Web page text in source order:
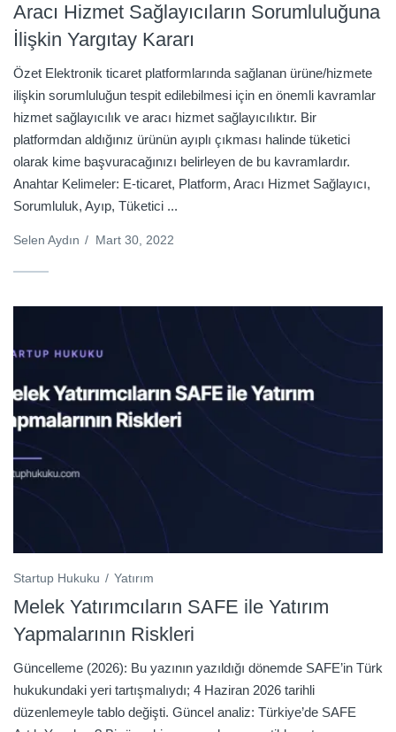
Aracı Hizmet Sağlayıcıların Sorumluluğuna
İlişkin Yargıtay Kararı
Özet Elektronik ticaret platformlarında sağlanan ürüne/hizmete
ilişkin sorumluluğun tespit edilebilmesi için en önemli kavramlar
hizmet sağlayıcılık ve aracı hizmet sağlayıcılıktır. Bir
platformdan aldığınız ürünün ayıplı çıkması halinde tüketici
olarak kime başvuracağınızı belirleyen de bu kavramlardır.
Anahtar Kelimeler: E-ticaret, Platform, Aracı Hizmet Sağlayıcı,
Sorumluluk, Ayıp, Tüketici ...
Selen Aydın / Mart 30, 2022
Startup Hukuku Yatırım
Melek Yatırımcıların SAFE ile Yatırım
Yapmalarının Riskleri
Güncelleme (2026): Bu yazının yazıldığı dönemde SAFE’in Türk
hukukundaki yeri tartışmalıydı; 4 Haziran 2026 tarihli
düzenlemeyle tablo değişti. Güncel analiz: Türkiye’de SAFE